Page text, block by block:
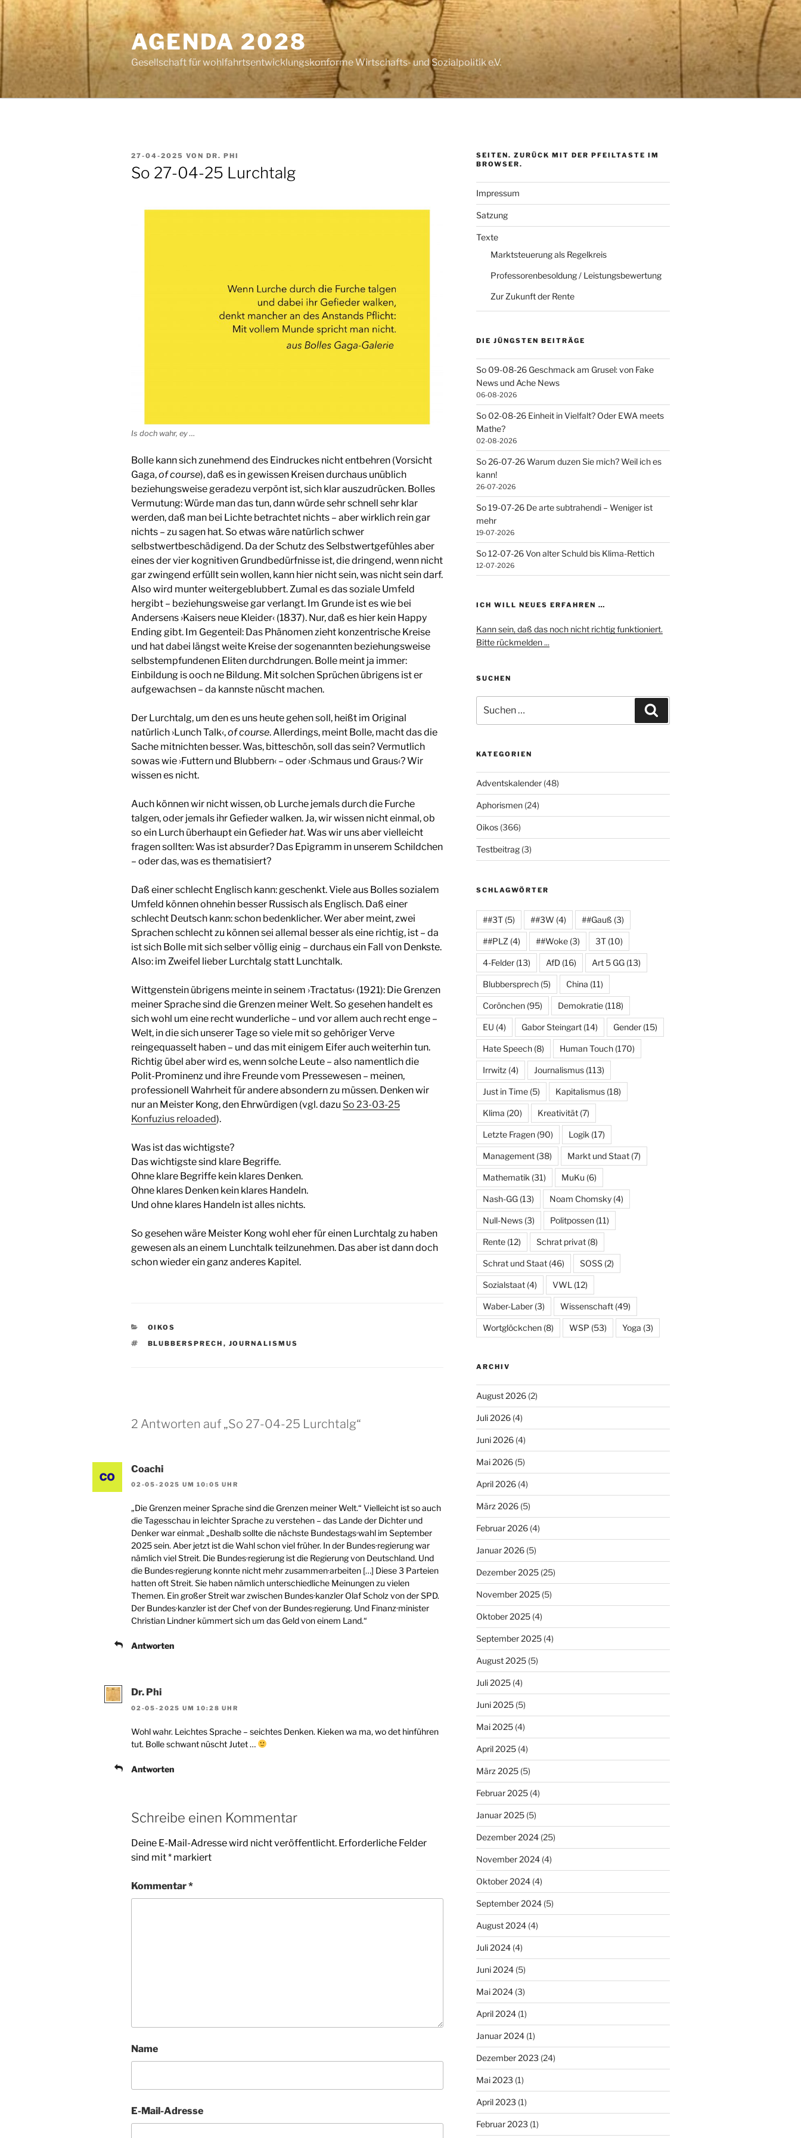
Zum
Inhalt
springen
AGENDA 2028
Gesellschaft für wohlfahrtsentwicklungskonforme Wirtschafts- und Sozialpolitik e.V.
VERÖFFENTLICHT
AM
27-04-2025 VON DR. PHI
So 27-04-25 Lurchtalg
Is doch wahr, ey …
Bolle kann sich zunehmend des Eindruckes nicht entbehren (Vorsicht
Gaga,of course), daß es in gewissen Kreisen durchaus unüblich
beziehungsweise geradezu verpönt ist, sich klar auszudrücken. Bolles
Vermutung: Würde man das tun, dann würde sehr schnell sehr klar
werden, daß man bei Lichte betrachtet nichts – aber wirklich rein gar
nichts – zu sagen hat. So etwas wäre natürlich schwer
selbstwertbeschädigend. Da der Schutz des Selbstwertgefühles aber
eines der vier kognitiven Grundbedürfnisse ist, die dringend, wenn nicht
gar zwingend erfüllt sein wollen, kann hier nicht sein, was nicht sein darf.
Also wird munter weitergeblubbert. Zumal es das soziale Umfeld
hergibt – beziehungsweise gar verlangt. Im Grunde ist es wie bei
Andersens ›Kaisers neue Kleider‹ (1837). Nur, daß es hier kein Happy
Ending gibt. Im Gegenteil: Das Phänomen zieht konzentrische Kreise
und hat dabei längst weite Kreise der sogenannten beziehungsweise
selbstempfundenen Eliten durchdrungen. Bolle meint ja immer:
Einbildung is ooch ne Bildung. Mit solchen Sprüchen übrigens ist er
aufgewachsen – da kannste nüscht machen.
Der Lurchtalg, um den es uns heute gehen soll, heißt im Original
natürlich ›Lunch Talk‹,of course. Allerdings, meint Bolle, macht das die
Sache mitnichten besser. Was, bitteschön, soll das sein? Vermutlich
sowas wie ›Futtern und Blubbern‹ – oder ›Schmaus und Graus‹? Wir
wissen es nicht.
Auch können wir nicht wissen, ob Lurche jemals durch die Furche
talgen, oder jemals ihr Gefieder walken. Ja, wir wissen nicht einmal, ob
so ein Lurch überhaupt ein Gefiederhat. Was wir uns aber vielleicht
fragen sollten: Was ist absurder? Das Epigramm in unserem Schildchen
– oder das, was es thematisiert?
Daß einer schlecht Englisch kann: geschenkt. Viele aus Bolles sozialem
Umfeld können ohnehin besser Russisch als Englisch. Daß einer
schlecht Deutsch kann: schon bedenklicher. Wer aber meint, zwei
Sprachen schlecht zu können sei allemal besser als eine richtig, ist – da
ist sich Bolle mit sich selber völlig einig – durchaus ein Fall von Denkste.
Also: im Zweifel lieber Lurchtalg statt Lunchtalk.
Wittgenstein übrigens meinte in seinem ›Tractatus‹ (1921): Die Grenzen
meiner Sprache sind die Grenzen meiner Welt. So gesehen handelt es
sich wohl um eine recht wunderliche – und vor allem auch recht enge –
Welt, in die sich unserer Tage so viele mit so gehöriger Verve
reingequasselt haben – und das mit einigem Eifer auch weiterhin tun.
Richtig übel aber wird es, wenn solche Leute – also namentlich die
Polit-Prominenz und ihre Freunde vom Pressewesen – meinen,
professionell Wahrheit für andere absondern zu müssen. Denken wir
nur an Meister Kong, den Ehrwürdigen (vgl. dazu So 23-03-25
Konfuzius reloaded).
Was ist das wichtigste?
Das wichtigste sind klare Begriffe.
Ohne klare Begriffe kein klares Denken.
Ohne klares Denken kein klares Handeln.
Und ohne klares Handeln ist alles nichts.
So gesehen wäre Meister Kong wohl eher für einen Lurchtalg zu haben
gewesen als an einem Lunchtalk teilzunehmen. Das aber ist dann doch
schon wieder ein ganz anderes Kapitel.
KATEGORIEN
OIKOS
SCHLAGWÖRTER
BLUBBERSPRECH , JOURNALISMUS
2 Antworten auf „So 27-04-25 Lurchtalg“
Coachi
02-05-2025 UM 10:05 UHR
„Die Grenzen meiner Sprache sind die Grenzen meiner Welt.“ Vielleicht ist so auch
die Tagesschau in leichter Sprache zu verstehen – das Lande der Dichter und
Denker war einmal: „Deshalb sollte die nächste Bundestags·wahl im September
2025 sein. Aber jetzt ist die Wahl schon viel früher. In der Bundes·regierung war
nämlich viel Streit. Die Bundes·regierung ist die Regierung von Deutschland. Und
die Bundes·regierung konnte nicht mehr zusammen·arbeiten […] Diese 3 Parteien
hatten oft Streit. Sie haben nämlich unterschiedliche Meinungen zu vielen
Themen. Ein großer Streit war zwischen Bundes·kanzler Olaf Scholz von der SPD.
Der Bundes·kanzler ist der Chef von der Bundes·regierung. Und Finanz·minister
Christian Lindner kümmert sich um das Geld von einem Land.“
Antworten
Dr. Phi
02-05-2025 UM 10:28 UHR
Wohl wahr. Leichtes Sprache – seichtes Denken. Kieken wa ma, wo det hinführen
tut. Bolle schwant nüscht Jutet …
Antworten
Schreibe einen Kommentar
Deine E-Mail-Adresse wird nicht veröffentlicht. Erforderliche Felder
sind mit* markiert
Kommentar*
Name
E-Mail-Adresse
SEITEN. ZURÜCK MIT DER PFEILTASTE IM
BROWSER.
Impressum
Satzung
Texte
Marktsteuerung als Regelkreis
Professorenbesoldung / Leistungsbewertung
Zur Zukunft der Rente
DIE JÜNGSTEN BEITRÄGE
So 09-08-26 Geschmack am Grusel: von Fake
News und Ache News
06-08-2026
So 02-08-26 Einheit in Vielfalt? Oder EWA meets
Mathe?
02-08-2026
So 26-07-26 Warum duzen Sie mich? Weil ich es
kann!
26-07-2026
So 19-07-26 De arte subtrahendi – Weniger ist
mehr
19-07-2026
So 12-07-26 Von alter Schuld bis Klima-Rettich
12-07-2026
ICH WILL NEUES ERFAHREN …
Kann sein, daß das noch nicht richtig funktioniert.
Bitte rückmelden ...
SUCHEN
nach:
KATEGORIEN
Adventskalender(48)
Aphorismen(24)
Oikos(366)
Testbeitrag(3)
SCHLAGWÖRTER
##3T(5) ##3W (4) ##Gauß (3)
##PLZ (4) ##Woke(3) 3T(10)
4-Felder(13) AfD(16) Art 5 GG(13)
Blubbersprech(5) China (11)
Corönchen(95) Demokratie(118)
EU (4) Gabor Steingart(14) Gender(15)
Hate Speech(8) Human Touch(170)
Irrwitz (4) Journalismus(113)
Just in Time(5) Kapitalismus(18)
Klima (20) Kreativität(7)
Letzte Fragen(90) Logik (17)
Management(38) Markt und Staat(7)
Mathematik (31) MuKu (6)
Nash-GG(13) Noam Chomsky(4)
Null-News(3) Politpossen(11)
Rente(12) Schrat privat(8)
Schrat und Staat(46) SOSS(2)
Sozialstaat(4) VWL (12)
Waber-Laber(3) Wissenschaft(49)
Wortglöckchen(8) WSP (53) Yoga (3)
ARCHIV
August 2026(2)
Juli 2026(4)
Juni 2026(4)
Mai 2026(5)
April 2026(4)
März 2026(5)
Februar 2026(4)
Januar 2026(5)
Dezember 2025(25)
November 2025(5)
Oktober 2025(4)
September 2025(4)
August 2025(5)
Juli 2025(4)
Juni 2025(5)
Mai 2025(4)
April 2025(4)
März 2025(5)
Februar 2025(4)
Januar 2025(5)
Dezember 2024(25)
November 2024(4)
Oktober 2024(4)
September 2024(5)
August 2024(4)
Juli 2024(4)
Juni 2024(5)
Mai 2024(3)
April 2024(1)
Januar 2024(1)
Dezember 2023 (24)
Mai 2023 (1)
April 2023 (1)
Februar 2023 (1)